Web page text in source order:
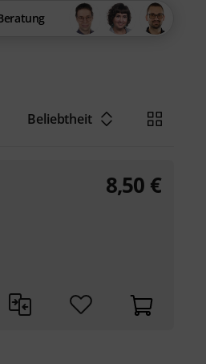
Beliebtheit
8,50 €